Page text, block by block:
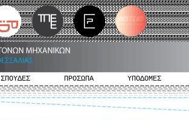
ΣΠΟΥΔΕΣ ΠΡΟΣΩΠΑ ΥΠΟΔΟΜΕΣ